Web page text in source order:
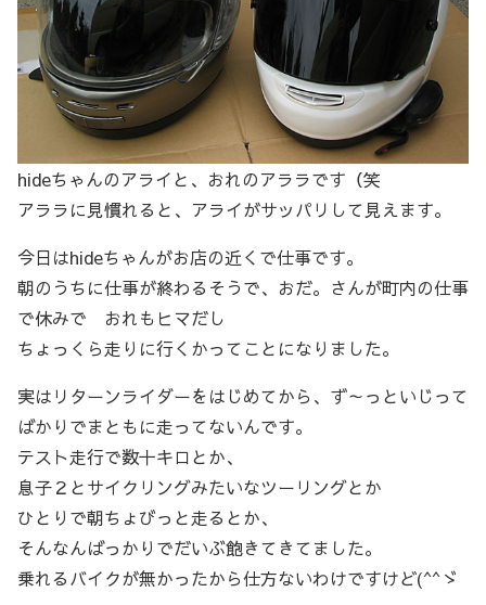
hideちゃんのアライと、おれのアララです（笑
アララに見慣れると、アライがサッパリして見えます。
今日はhideちゃんがお店の近くで仕事です。
朝のうちに仕事が終わるそうで、おだ。さんが町内の仕事
で休みで おれもヒマだし
ちょっくら走りに行くかってことになりました。
実はリターンライダーをはじめてから、ず～っといじって
ばかりでまともに走ってないんです。
テスト走行で数十キロとか、
息子２とサイクリングみたいなツーリングとか
ひとりで朝ちょびっと走るとか、
そんなんばっかりでだいぶ飽きてきてました。
乗れるバイクが無かったから仕方ないわけですけど(^^ゞ